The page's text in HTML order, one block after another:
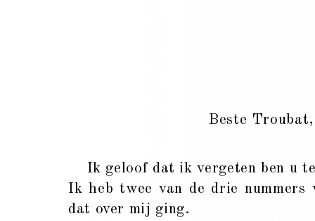
Beste Troubat,
Ik geloof dat ik vergeten ben u
Ik heb twee van de drie nummers
dat over mij ging.